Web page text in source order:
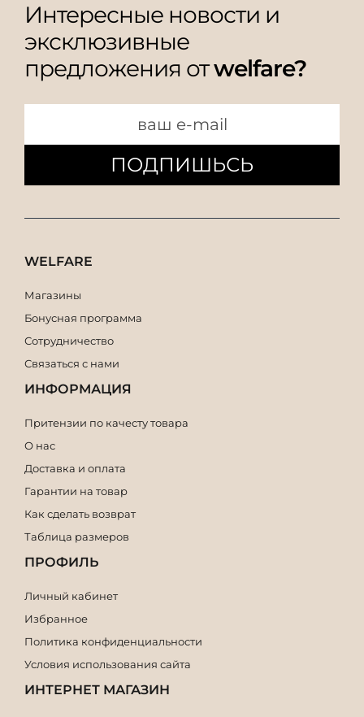
Интересные новости и
эксклюзивные
предложения отwelfare?
ПОДПИШЬСЬ
WELFARE
Магазины
Бонусная программа
Сотрудничество
Связаться с нами
ИНФОРМАЦИЯ
Притензии по качесту товара
О нас
Доставка и оплата
Гарантии на товар
Как сделать возврат
Таблица размеров
ПРОФИЛЬ
Личный кабинет
Избранное
Политика конфиденциальности
Условия использования сайта
ИНТЕРНЕТ МАГАЗИН